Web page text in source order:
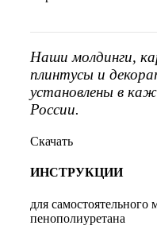
Наши молдинги,
плинтусы и
установлены в
России.
Скачать
ИНСТРУКЦИИ
для
пенополиуретана